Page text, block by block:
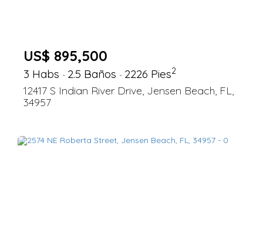
US$ 895,500
3 Habs - 2.5 Baños - 2226 Pies2
12417 S Indian River Drive, Jensen Beach, FL,
34957